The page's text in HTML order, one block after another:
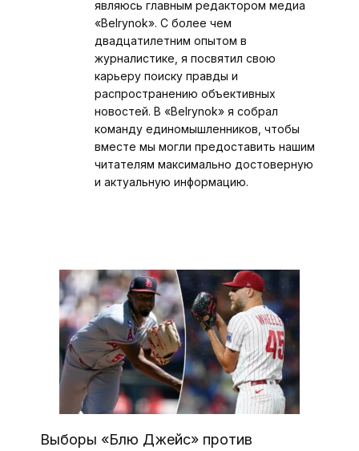
являюсь главным редактором медиа
«Belrynok». С более чем
двадцатилетним опытом в
журналистике, я посвятил свою
карьеру поиску правды и
распространению объективных
новостей. В «Belrynok» я собрал
команду единомышленников, чтобы
вместе мы могли предоставить нашим
читателям максимально достоверную
и актуальную информацию.
Выборы «Блю Джейс» против